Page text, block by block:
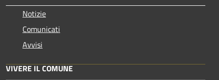
Notizie
Comunicati
Avvisi
VIVERE IL COMUNE